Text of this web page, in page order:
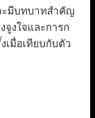
ะมีบทบาทสำคัญ
จูงใจและการก
เมื่อเทียบกับตัว